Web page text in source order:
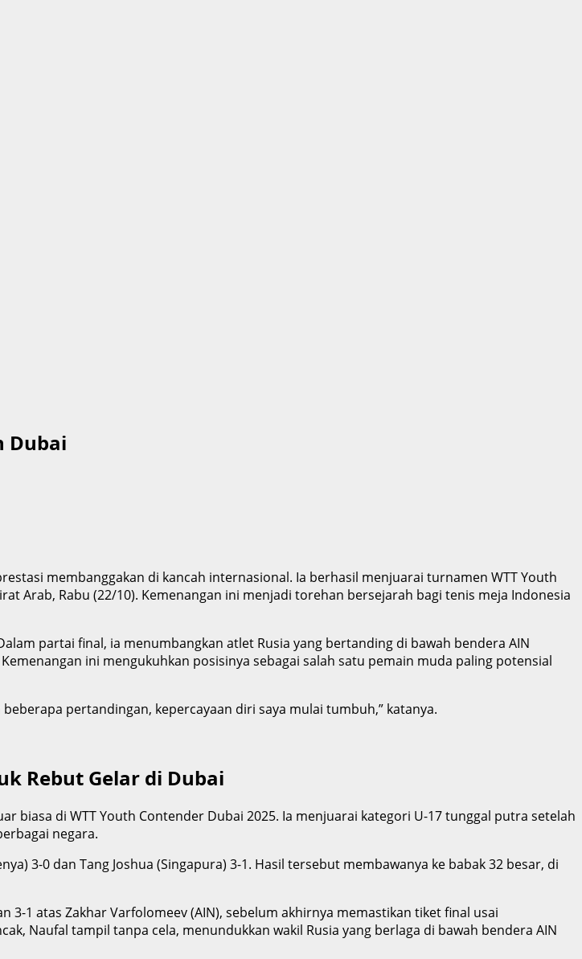
Dubai
membanggakan di kancah internasional. Ia berhasil menjuarai turnamen WTT Youth
Arab, Rabu (22/10). Kemenangan ini menjadi torehan bersejarah bagi tenis meja Indonesia
partai final, ia menumbangkan atlet Rusia yang bertanding di bawah bendera AIN
ini mengukuhkan posisinya sebagai salah satu pemain muda paling potensial
pertandingan, kepercayaan diri saya mulai tumbuh,” katanya.
Rebut Gelar di Dubai
biasa di WTT Youth Contender Dubai 2025. Ia menjuarai kategori U-17 tunggal putra setelah
negara.
3-0 dan Tang Joshua (Singapura) 3-1. Hasil tersebut membawanya ke babak 32 besar, di
1 atas Zakhar Varfolomeev (AIN), sebelum akhirnya memastikan tiket final usai
Naufal tampil tanpa cela, menundukkan wakil Rusia yang berlaga di bawah bendera AIN